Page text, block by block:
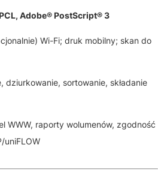
PCL, Adobe® PostScript® 3
Wi-Fi; druk mobilny; skan do
dziurkowanie, sortowanie, składanie
WWW, raporty wolumenów, zgodność
uniFLOW